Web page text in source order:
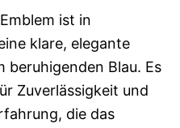
ist in
klare, elegante
beruhigenden Blau. Es
Zuverlässigkeit und
die das